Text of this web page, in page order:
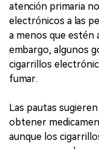
atención primaria
electrónicos a las
a menos que estén
embargo, algunos
cigarrillos
fumar.
Las pautas
obtener
aunque los